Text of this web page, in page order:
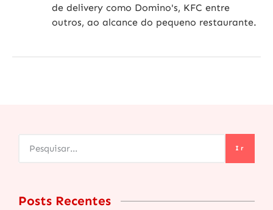
de delivery como Domino's, KFC entre
outros, ao alcance do pequeno restaurante.
Ir
Posts Recentes